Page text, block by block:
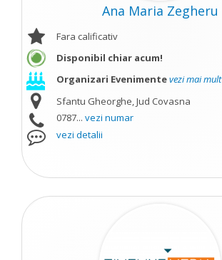
Ana Maria Zegheru
Fara calificativ
Disponibil chiar acum!
Organizari Evenimentevezi mai mult
Sfantu Gheorghe, Jud Covasna
0787... vezi numar
vezi detalii